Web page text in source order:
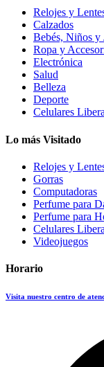
Relojes y
Calzados
Bebés, Niños y
Ropa y
Electrónica
Salud
Belleza
Deporte
Celulares
Lo más Visitado
Relojes y
Gorras
Computadoras
Perfume para
Perfume para
Celulares
Videojuegos
Horario
Visita nuestro centro de